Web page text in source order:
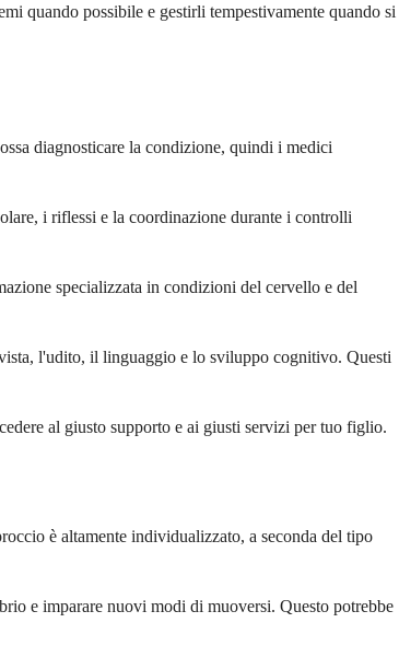
quando possibile e gestirli tempestivamente quando si
diagnosticare la condizione, quindi i medici
i riflessi e la coordinazione durante i controlli
specializzata in condizioni del cervello e del
l'udito, il linguaggio e lo sviluppo cognitivo. Questi
al giusto supporto e ai giusti servizi per tuo figlio.
è altamente individualizzato, a seconda del tipo
e imparare nuovi modi di muoversi. Questo potrebbe